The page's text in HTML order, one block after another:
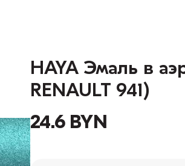
HAYA Эмаль в
RENAULT 941)
24.6 BYN